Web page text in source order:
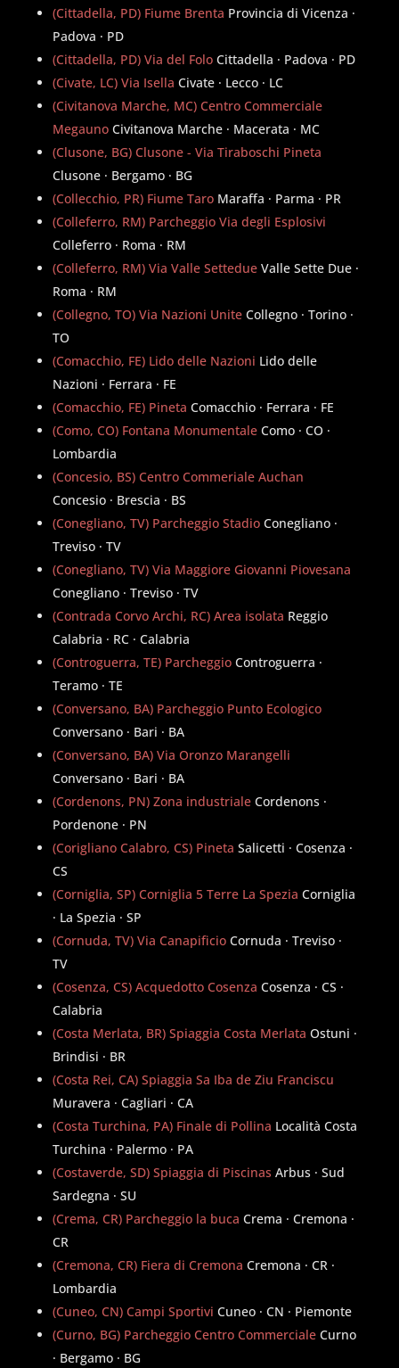
(Cittadella, PD) Fiume Brenta Provincia di Vicenza ·
Padova · PD
(Cittadella, PD) Via del Folo Cittadella · Padova · PD
(Civate, LC) Via Isella Civate · Lecco · LC
(Civitanova Marche, MC) Centro Commerciale
Megauno Civitanova Marche · Macerata · MC
(Clusone, BG) Clusone - Via Tiraboschi Pineta
Clusone · Bergamo · BG
(Collecchio, PR) Fiume Taro Maraffa · Parma · PR
(Colleferro, RM) Parcheggio Via degli Esplosivi
Colleferro · Roma · RM
(Colleferro, RM) Via Valle Settedue Valle Sette Due ·
Roma · RM
(Collegno, TO) Via Nazioni Unite Collegno · Torino ·
TO
(Comacchio, FE) Lido delle Nazioni Lido delle
Nazioni · Ferrara · FE
(Comacchio, FE) Pineta Comacchio · Ferrara · FE
(Como, CO) Fontana Monumentale Como · CO ·
Lombardia
(Concesio, BS) Centro Commeriale Auchan
Concesio · Brescia · BS
(Conegliano, TV) Parcheggio Stadio Conegliano ·
Treviso · TV
(Conegliano, TV) Via Maggiore Giovanni Piovesana
Conegliano · Treviso · TV
(Contrada Corvo Archi, RC) Area isolata Reggio
Calabria · RC · Calabria
(Controguerra, TE) Parcheggio Controguerra ·
Teramo · TE
(Conversano, BA) Parcheggio Punto Ecologico
Conversano · Bari · BA
(Conversano, BA) Via Oronzo Marangelli
Conversano · Bari · BA
(Cordenons, PN) Zona industriale Cordenons ·
Pordenone · PN
(Corigliano Calabro, CS) Pineta Salicetti · Cosenza ·
CS
(Corniglia, SP) Corniglia 5 Terre La Spezia Corniglia
· La Spezia · SP
(Cornuda, TV) Via Canapificio Cornuda · Treviso ·
TV
(Cosenza, CS) Acquedotto Cosenza Cosenza · CS ·
Calabria
(Costa Merlata, BR) Spiaggia Costa Merlata Ostuni ·
Brindisi · BR
(Costa Rei, CA) Spiaggia Sa Iba de Ziu Franciscu
Muravera · Cagliari · CA
(Costa Turchina, PA) Finale di Pollina Località Costa
Turchina · Palermo · PA
(Costaverde, SD) Spiaggia di Piscinas Arbus · Sud
Sardegna · SU
(Crema, CR) Parcheggio la buca Crema · Cremona ·
CR
(Cremona, CR) Fiera di Cremona Cremona · CR ·
Lombardia
(Cuneo, CN) Campi Sportivi Cuneo · CN · Piemonte
(Curno, BG) Parcheggio Centro Commerciale Curno
· Bergamo · BG